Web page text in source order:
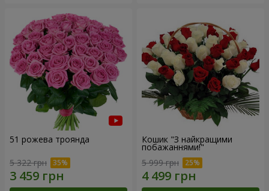
51 рожева троянда
5 322 грн
Кошик "З найкращими
побажаннями!"
5 999 грн